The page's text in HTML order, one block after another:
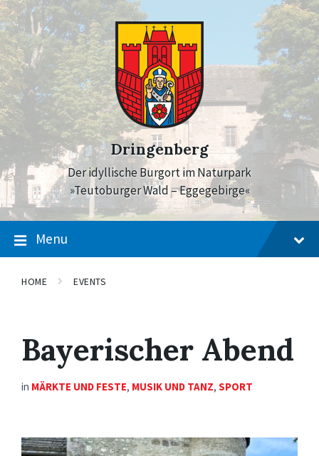
Skip
to
content
Skip
to
main
navigation
Skip
to
footer
Dringenberg
Der idyllische Burgort im Naturpark
»Teutoburger Wald – Eggegebirge«
Menu
HOME EVENTS
Bayerischer Abend
in MÄRKTE UND FESTE, MUSIK UND TANZ, SPORT